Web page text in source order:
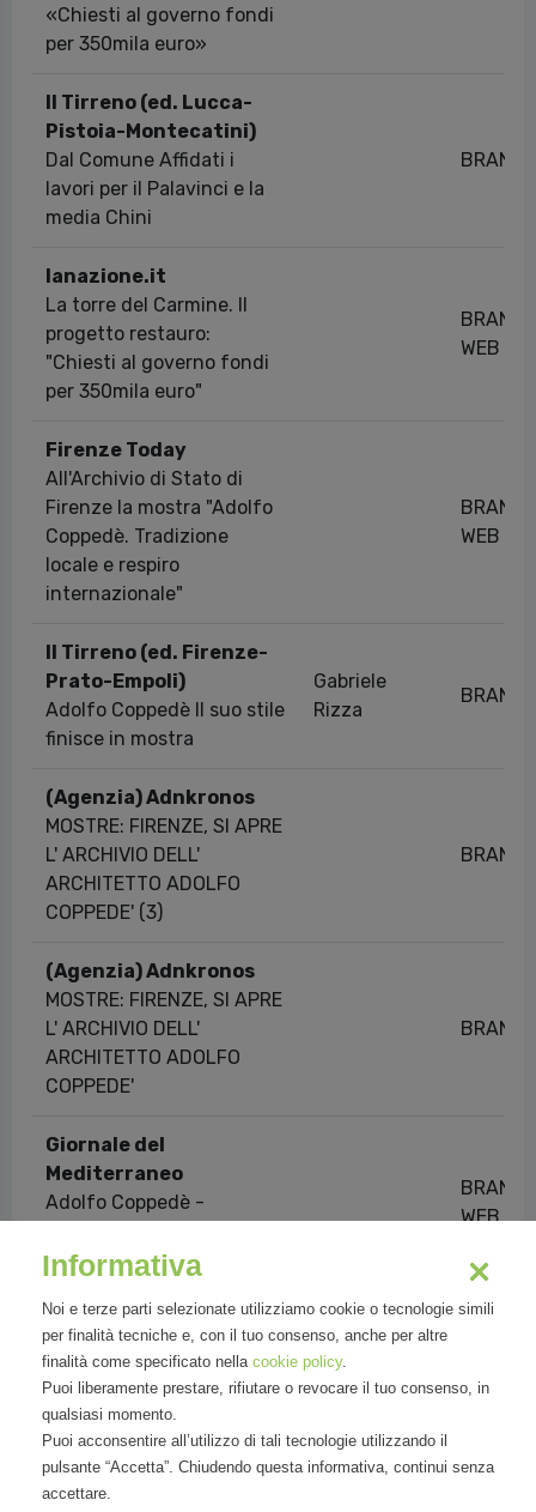
«Chiesti al governo fondi
per 350mila euro»
Il Tirreno (ed. Lucca-
Pistoia-Montecatini)
Dal Comune Affidati i
lavori per il Palavinci e la
media Chini
BRAND
lanazione.it
La torre del Carmine. Il
progetto restauro:
"Chiesti al governo fondi
per 350mila euro"
BRAND
WEB
Firenze Today
All'Archivio di Stato di
Firenze la mostra "Adolfo
Coppedè. Tradizione
locale e respiro
internazionale"
BRAND
WEB
Il Tirreno (ed. Firenze-
Prato-Empoli)
Adolfo Coppedè Il suo stile
finisce in mostra
Gabriele
Rizza
BRAND
(Agenzia) Adnkronos
MOSTRE: FIRENZE, SI APRE
L' ARCHIVIO DELL'
ARCHITETTO ADOLFO
COPPEDE' (3)
BRAND
(Agenzia) Adnkronos
MOSTRE: FIRENZE, SI APRE
L' ARCHIVIO DELL'
ARCHITETTO ADOLFO
COPPEDE'
BRAND
Giornale del
Mediterraneo
Adolfo Coppedè -
internazionale
BRAND
WEB
Giornale dItalia
Adolfo Coppedè, una
mostra all'Archivio di
Stato dedicata al celebre
architetto fiorentino
WEB
Showing 1 to 10 of 50 entries
Informativa
Noi e terze parti selezionate utilizziamo cookie o tecnologie simili
per finalità tecniche e, con il tuo consenso, anche per altre
finalità come specificato nella cookie policy.
Puoi liberamente prestare, rifiutare o revocare il tuo consenso, in
qualsiasi momento.
Puoi acconsentire all’utilizzo di tali tecnologie utilizzando il
pulsante “Accetta”. Chiudendo questa informativa, continui senza
accettare.